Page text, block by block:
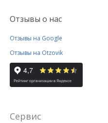
Отзывы о нас
Отзывы на Google
Отзывы на Otzovik
Сервис